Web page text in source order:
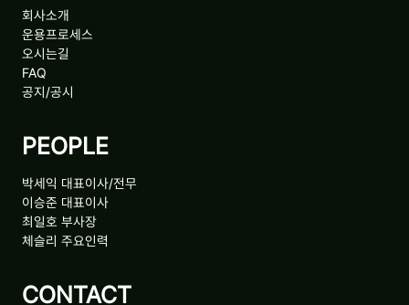
회사소개
운용프로세스
오시는길
FAQ
공지/공시
PEOPLE
박세익 대표이사/전무
이승준 대표이사
최일호 부사장
체슬리 주요인력
CONTACT